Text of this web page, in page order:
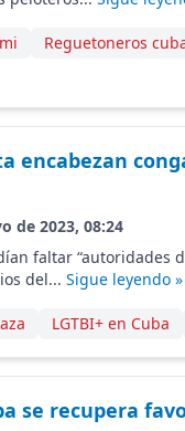
Reguetoneros
encabezan
de 2023, 08:24
faltar “autoridades
del... Sigue leyendo »
LGTBI+ en Cuba
se recupera